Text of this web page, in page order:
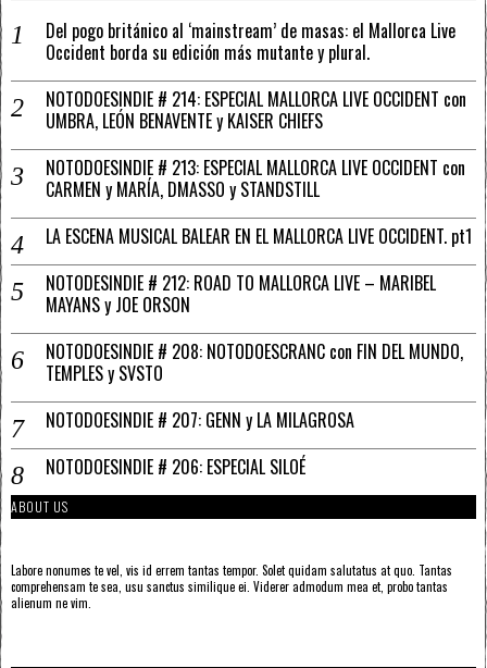
Del pogo británico al ‘mainstream’ de masas: el Mallorca Live
Occident borda su edición más mutante y plural.
NOTODOESINDIE # 214: ESPECIAL MALLORCA LIVE OCCIDENT con
UMBRA, LEÓN BENAVENTE y KAISER CHIEFS
NOTODOESINDIE # 213: ESPECIAL MALLORCA LIVE OCCIDENT con
CARMEN y MARÍA, DMASSO y STANDSTILL
LA ESCENA MUSICAL BALEAR EN EL MALLORCA LIVE OCCIDENT. pt1
NOTODESINDIE # 212: ROAD TO MALLORCA LIVE – MARIBEL
MAYANS y JOE ORSON
NOTODOESINDIE # 208: NOTODOESCRANC con FIN DEL MUNDO,
TEMPLES y SVSTO
NOTODOESINDIE # 207: GENN y LA MILAGROSA
NOTODOESINDIE # 206: ESPECIAL SILOÉ
ABOUT US
Labore nonumes te vel, vis id errem tantas tempor. Solet quidam salutatus at quo. Tantas
comprehensam te sea, usu sanctus similique ei. Viderer admodum mea et, probo tantas
alienum ne vim.